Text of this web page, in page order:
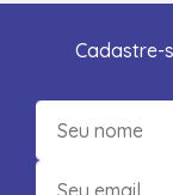
Cadastre-